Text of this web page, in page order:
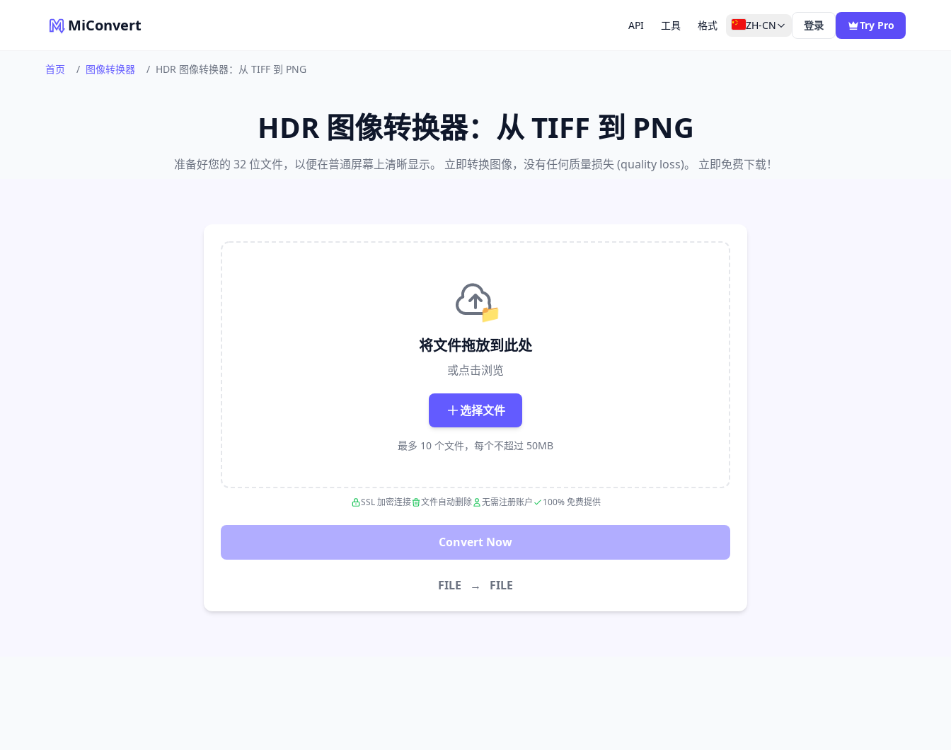
MiConvert API 工具 格式 ZH-CN 登录 Try Pro
首页 / 图像转换器 / HDR 图像转换器：从 TIFF 到 PNG
HDR 图像转换器：从 TIFF 到 PNG
准备好您的 32 位文件，以便在普通屏幕上清晰显示。 立即转换图像，没有任何质量损失 (quality loss)。 立即免费下载！
📁
将文件拖放到此处
或点击浏览
选择文件
最多 10 个文件，每个不超过 50MB
SSL 加密连接 文件自动删除 无需注册账户 100% 免费提供
Convert Now
FILE → FILE